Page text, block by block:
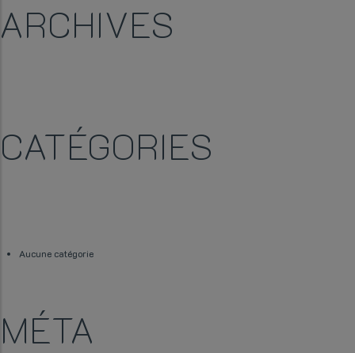
ARCHIVES
CATÉGORIES
Aucune catégorie
MÉTA